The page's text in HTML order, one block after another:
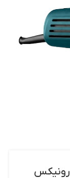
کوتاه 710 وات رونیکس